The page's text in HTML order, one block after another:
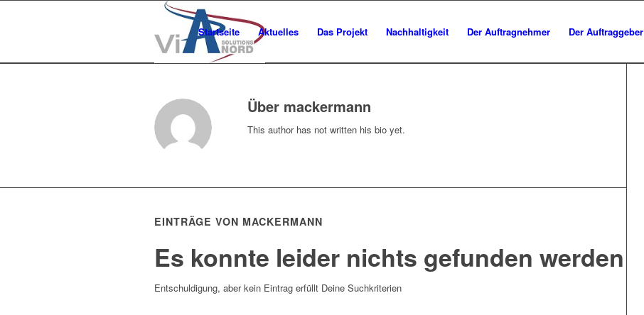
Startseite Aktuelles Das Projekt Nachhaltigkeit Der Auftragnehmer Der Auftraggeber
Über mackermann
This author has not written his bio yet.
EINTRÄGE VON MACKERMANN
Es konnte leider nichts gefunden werden
Entschuldigung, aber kein Eintrag erfüllt Deine Suchkriterien